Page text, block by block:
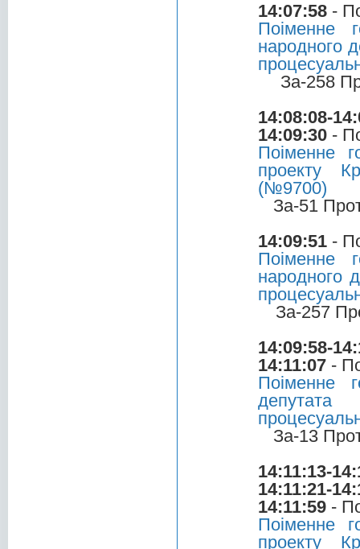
14:07:58 -
Поіменне
народного
За-258
14:08:08-
14:09:30 -
Поіменне
проекту
(№9700)
За-51
14:09:51 -
Поіменне
народного
За-257
14:09:58-
14:11:07 -
Поіменне
За-13
14:11:13-
14:11:21-
14:11:59 -
Поіменне
проекту